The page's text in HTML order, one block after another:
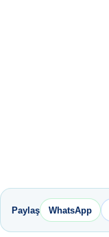
Paylaş WhatsApp